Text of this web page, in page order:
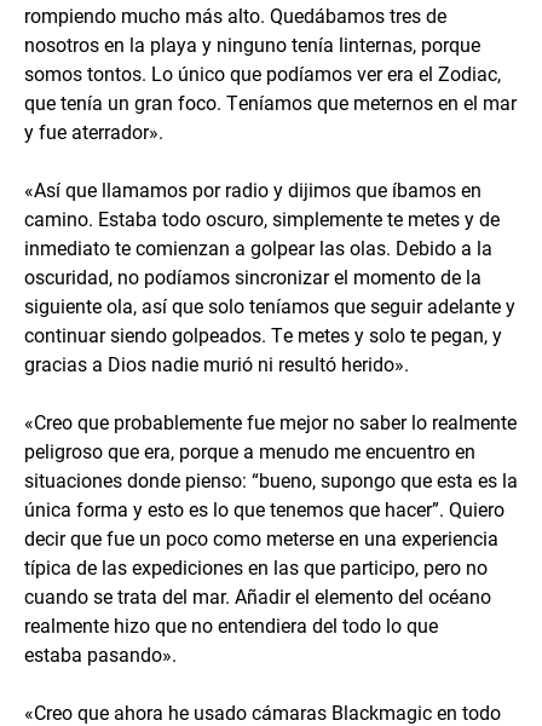
rompiendo mucho más alto. Quedábamos tres de
nosotros en la playa y ninguno tenía linternas, porque
somos tontos. Lo único que podíamos ver era el Zodiac,
que tenía un gran foco. Teníamos que meternos en el mar
y fue aterrador».
«Así que llamamos por radio y dijimos que íbamos en
camino. Estaba todo oscuro, simplemente te metes y de
inmediato te comienzan a golpear las olas. Debido a la
oscuridad, no podíamos sincronizar el momento de la
siguiente ola, así que solo teníamos que seguir adelante y
continuar siendo golpeados. Te metes y solo te pegan, y
gracias a Dios nadie murió ni resultó herido».
«Creo que probablemente fue mejor no saber lo realmente
peligroso que era, porque a menudo me encuentro en
situaciones donde pienso: “bueno, supongo que esta es la
única forma y esto es lo que tenemos que hacer”. Quiero
decir que fue un poco como meterse en una experiencia
típica de las expediciones en las que participo, pero no
cuando se trata del mar. Añadir el elemento del océano
realmente hizo que no entendiera del todo lo que
estaba pasando».
«Creo que ahora he usado cámaras Blackmagic en todo